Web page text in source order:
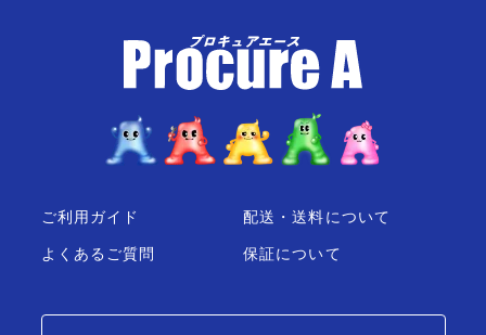
ご利用ガイド
よくあるご質問
配送・送料について
保証について